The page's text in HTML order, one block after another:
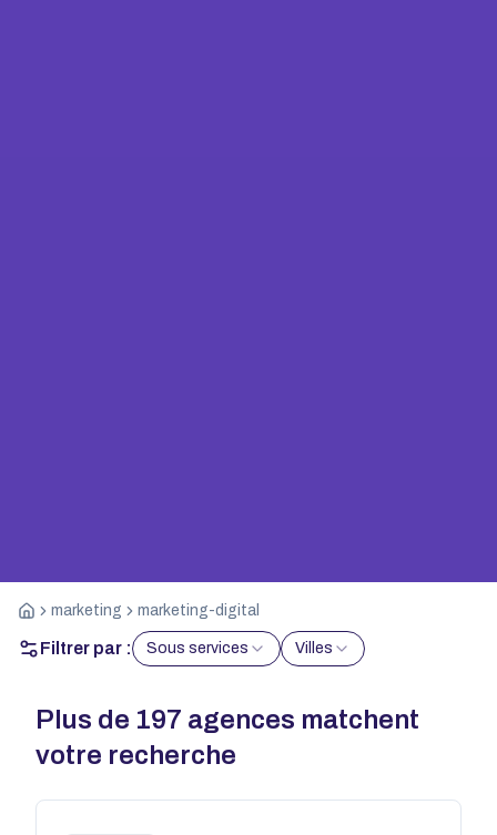
marketing marketing-digital
Filtrer par : Sous services Villes
Plus de 197 agences matchent
votre recherche